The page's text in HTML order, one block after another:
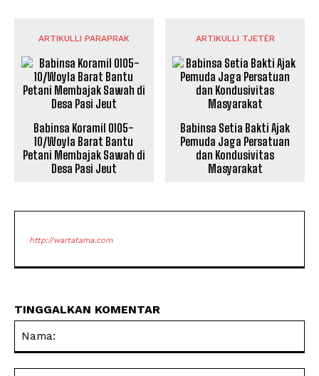
ARTIKULLI PARAPRAK
‎Babinsa Koramil 0105-
10/Woyla Barat Bantu
Petani Membajak Sawah di
Desa Pasi Jeut
ARTIKULLI TJETËR
Babinsa Setia Bakti Ajak
Pemuda Jaga Persatuan
dan Kondusivitas
Masyarakat
http://wartatama.com
TINGGALKAN KOMENTAR